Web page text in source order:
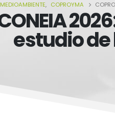
MEDIOAMBIENTE, COPROYMA
estudio